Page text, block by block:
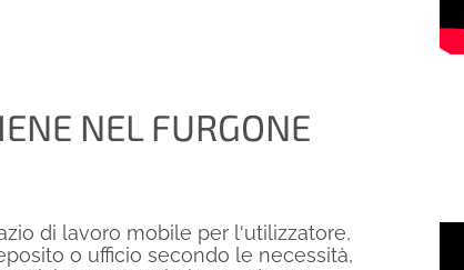
NEL FURGONE
di lavoro mobile per l'utilizzatore,
o ufficio secondo le necessità,